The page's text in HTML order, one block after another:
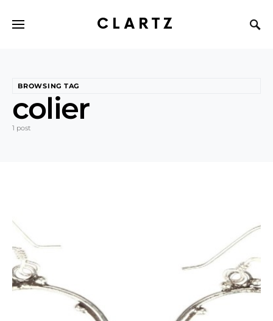
CLARTZ
BROWSING TAG
colier
1 post